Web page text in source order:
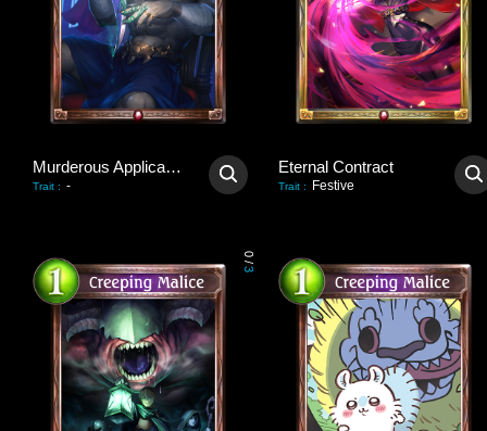
Murderous Application
Trait : -
Eternal Contract
Trait : Festive
0
/
3